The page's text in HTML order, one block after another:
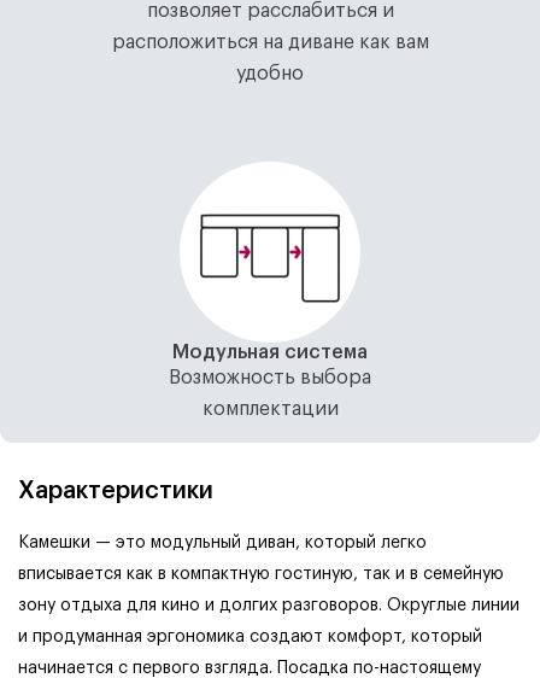
позволяет расслабиться и
расположиться на диване как вам
удобно
Модульная система
Возможность выбора
комплектации
Характеристики
Камешки — это модульный диван, который легко
вписывается как в компактную гостиную, так и в семейную
зону отдыха для кино и долгих разговоров. Округлые линии
и продуманная эргономика создают комфорт, который
начинается с первого взгляда. Посадка по-настоящему